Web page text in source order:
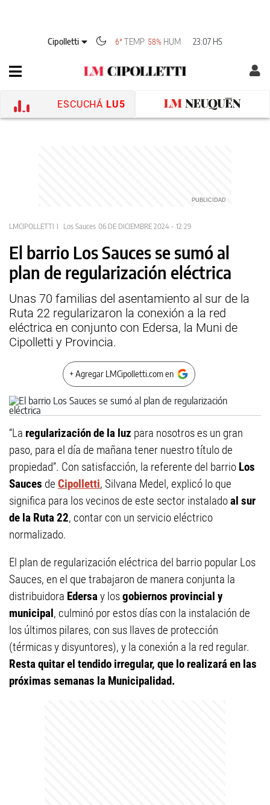
Cipolletti 6° TEMP 58% HUM 23:07 HS
ESCUCHÁ LU5
LMCIPOLLETTI Los Sauces 06 DE DICIEMBRE 2024 - 12:29
El barrio Los Sauces se sumó al
plan de regularización eléctrica
Unas 70 familias del asentamiento al sur de la
Ruta 22 regularizaron la conexión a la red
eléctrica en conjunto con Edersa, la Muni de
Cipolletti y Provincia.
+ Agregar LMCipolletti.com en
“La regularización de la luz para nosotros es un gran
paso, para el día de mañana tener nuestro título de
propiedad”. Con satisfacción, la referente del barrio Los
Sauces de Cipolletti, Silvana Medel, explicó lo que
significa para los vecinos de este sector instaladoal sur
de la Ruta 22, contar con un servicio eléctrico
normalizado.
El plan de regularización eléctrica del barrio popular Los
Sauces, en el que trabajaron de manera conjunta la
distribuidora Edersay losgobiernos provincial y
municipal, culminó por estos días con la instalación de
los últimos pilares, con sus llaves de protección
(térmicas y disyuntores), y la conexión a la red regular.
Resta quitar el tendido irregular, que lo realizará en las
próximas semanas la Municipalidad.